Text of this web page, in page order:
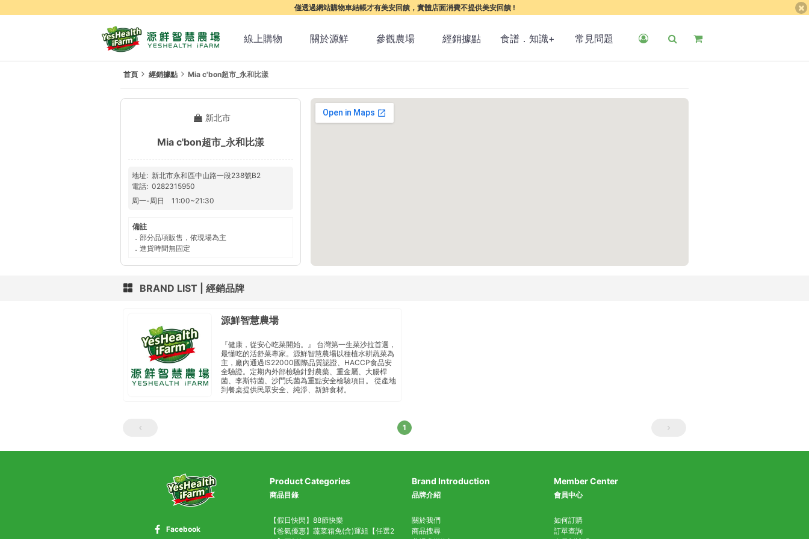
僅透過網站購物車結帳才有美安回饋，實體店面消費不提供美安回饋 !
線上購物 關於源鮮 參觀農場 經銷據點 食譜．知識+ 常見問題
首頁 經銷據點 Mia c'bon超市_永和比漾
新北市
Mia c'bon超市_永和比漾
地址
新北市永和區中山路一段238號B2
電話 0282315950
周一-周日 11:00~21:30
備註
．部分品項販售，依現場為主
．進貨時間無固定
BRAND LIST 經銷品牌
源鮮智慧農場
『健康，從安心吃菜開始。』 台灣第一生菜沙拉首選，
最懂吃的活舒菜專家。源鮮智慧農場以種植水耕蔬菜為
主， 廠內通過IS22000國際品質認證、HACCP食品安
全驗證。定期內外部檢驗 針對農藥、重金屬、大腸桿
菌、李斯特菌、沙門氏菌 為重點安全檢驗項目 。 從產地
到餐桌 提供民眾安全、純淨、新鮮食材。
1
Facebook
Product Categories
商品目錄
【假日快閃】88節快樂
【爸氣優惠】蔬菜箱免(含)運組【任選2
Brand Introduction
品牌介紹
關於我們
商品搜尋
Member Center
會員中心
如何訂購
訂單查詢